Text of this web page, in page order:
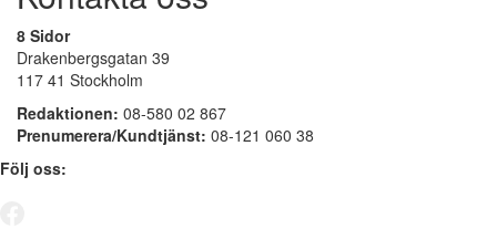
8 Sidor
Drakenbergsgatan 39
117 41 Stockholm
Redaktionen: 08-580 02 867
Prenumerera/Kundtjänst: 08-121 060 38
Följ oss: